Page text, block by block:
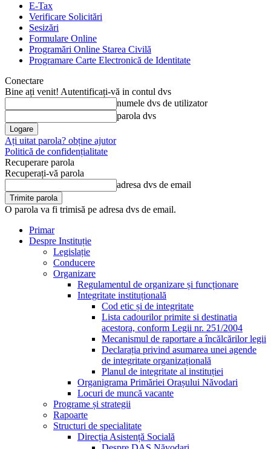
E-Tax
Verificare Solicitări
Sesizări
Formulare Online
Programări Online Starea Civilă
Programare Carte Electronică de Identitate
Conectare
Bine ați venit! Autentificați-vă in contul dvs
numele dvs de utilizator
parola dvs
Ați uitat parola? obține ajutor
Politică de confidențialitate
Recuperare parola
Recuperați-vă parola
adresa dvs de email
O parola va fi trimisă pe adresa dvs de email.
Primar
Despre Instituție
Legislație
Conducere
Organizare
Regulamentul de organizare și funcționare
Integritate instituțională
Cod etic și de integritate
Lista cadourilor primite si destinatia
acestora, conform Legii nr. 251/2004
Mecanismul de raportare a încălcărilor legii
Declarația privind asumarea unei agende
de integritate organizațională
Planul de integritate al instituției
Organigrama Primăriei Orașului Năvodari
Locuri de muncă vacante
Programe și strategii
Rapoarte
Structuri de specialitate
Direcția Asistență Socială